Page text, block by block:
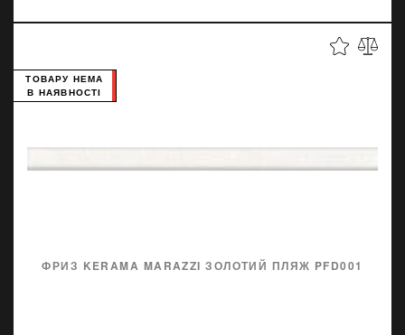
ФРИЗ KERAMA MARAZZI ЗОЛОТИЙ ПЛЯЖ PFD001
ТОВАРУ НЕМА
В НАЯВНОСТІ